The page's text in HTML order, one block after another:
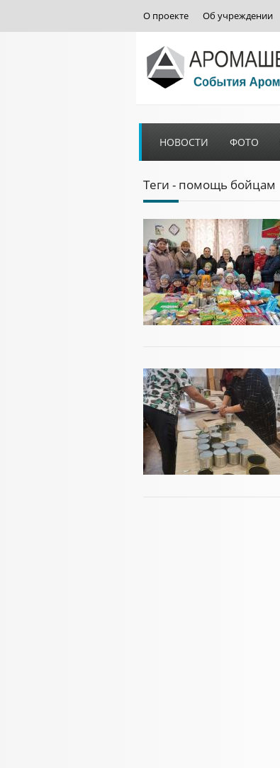
О проекте Об учреждении
НОВОСТИ ФОТО
Теги - помощь бойцам